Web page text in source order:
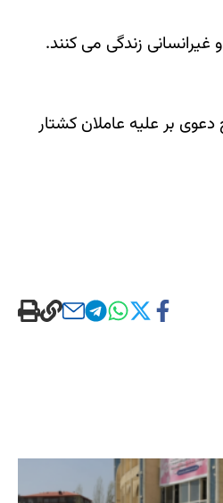
و غیرانسانی زندگی می کنند.
کشتارهای جمعی در رواندا در سال 1994 و بوسنی در سال 1995 و همچنین طرح دعوی بر علیه عاملان کشتار